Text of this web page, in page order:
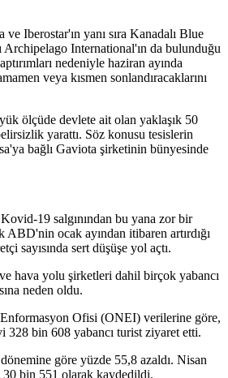
Iberostar'ın yanı sıra Kanadalı Blue
Archipelago International'ın da bulunduğu
nedeniyle haziran ayında
veya kısmen sonlandıracaklarını
ölçüde devlete ait olan yaklaşık 50
yarattı. Söz konusu tesislerin
bağlı Gaviota şirketinin bünyesinde
19 salgınından bu yana zor bir
ocak ayından itibaren artırdığı
sayısında sert düşüşe yol açtı.
hava yolu şirketleri dahil birçok yabancı
neden oldu.
Ofisi (ONEI) verilerine göre,
328 bin 608 yabancı turist ziyaret etti.
dönemine göre yüzde 55,8 azaldı. Nisan
30 bin 551 olarak kaydedildi.